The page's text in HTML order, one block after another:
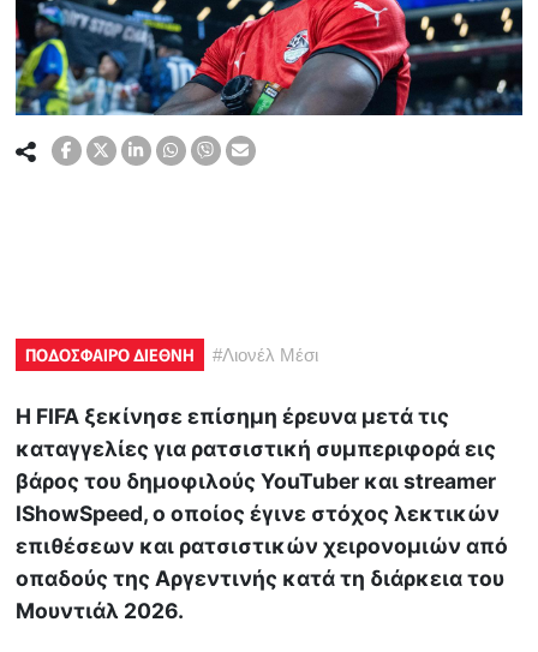
ΠΟΔΟΣΦΑΙΡΟ ΔΙΕΘΝΗ #Λιονέλ Μέσι
Η FIFA ξεκίνησε επίσημη έρευνα μετά τις
καταγγελίες για ρατσιστική συμπεριφορά εις
βάρος του δημοφιλούς YouTuber και streamer
IShowSpeed, ο οποίος έγινε στόχος λεκτικών
επιθέσεων και ρατσιστικών χειρονομιών από
οπαδούς της Αργεντινής κατά τη διάρκεια του
Μουντιάλ 2026.